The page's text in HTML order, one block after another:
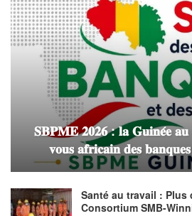
𝐒𝐁𝐏𝐌𝐄 𝟐𝟎𝟐𝟔 : 𝐥𝐚 𝐆𝐮𝐢𝐧𝐞́𝐞
𝐯𝐨𝐮𝐬 𝐚𝐟𝐫𝐢𝐜𝐚𝐢𝐧 𝐝𝐞𝐬
Santé au travail : Plus
Consortium SMB-